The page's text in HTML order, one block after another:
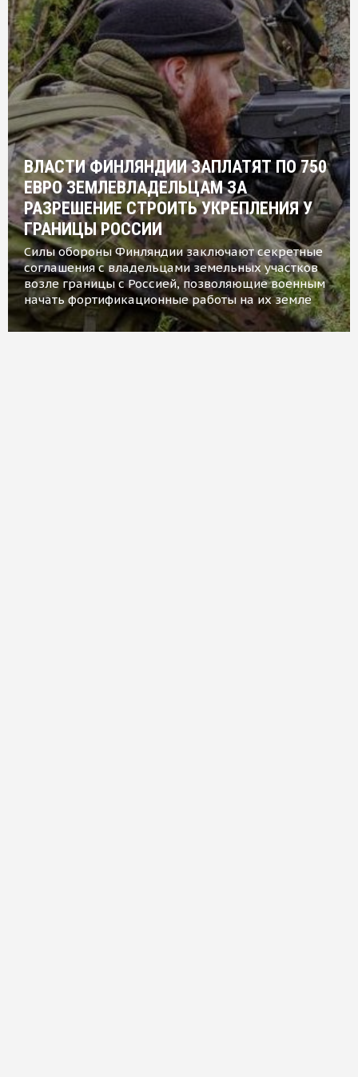
ВЛАСТИ ФИНЛЯНДИИ ЗАПЛАТЯТ ПО 750
ЕВРО ЗЕМЛЕВЛАДЕЛЬЦАМ ЗА
РАЗРЕШЕНИЕ СТРОИТЬ УКРЕПЛЕНИЯ У
ГРАНИЦЫ РОССИИ
Силы обороны Финляндии заключают секретные
соглашения с владельцами земельных участков
возле границы с Россией, позволяющие военным
начать фортификационные работы на их земле